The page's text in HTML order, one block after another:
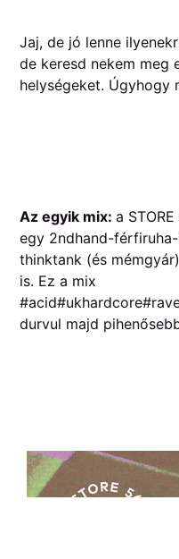
Jaj, de jó lenne
de keresd nekem meg
helységeket. Úgyhogy
Az egyik mix:a
egy 2ndhand-
thinktank (és
is. Ez a mix
durvul majd